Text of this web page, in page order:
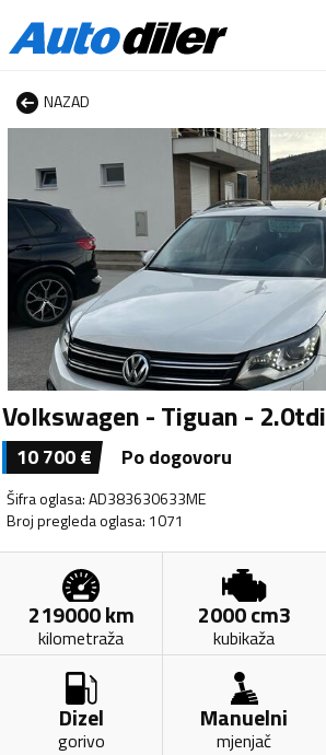
NAZAD
Volkswagen - Tiguan - 2.0tdi
10 700€ Po dogovoru
Šifra oglasa:AD383630633ME
Broj pregleda oglasa: 1071
219000km
kilometraža
2000cm3
kubikaža
Dizel
gorivo
Manuelni
mjenjač